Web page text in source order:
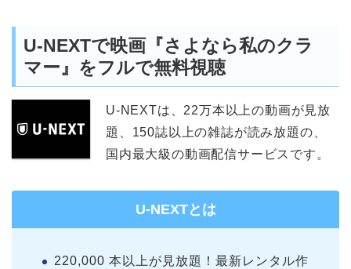
U-NEXTで映画『さよなら私のクラ
マー』をフルで無料視聴
U-NEXTは、22万本以上の動画が見放
題、150誌以上の雑誌が読み放題の、
国内最大級の動画配信サービスです。
U-NEXTとは
220,000 本以上が見放題！最新レンタル作